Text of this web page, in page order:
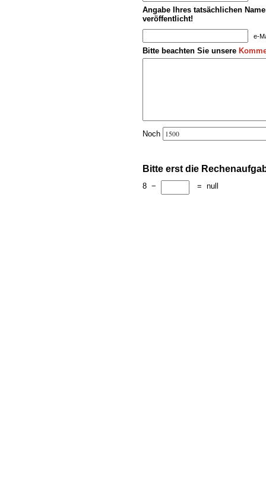
Angabe Ihres tatsächlichen
veröffentlicht!
e-
Bitte beachten Sie unsere
Noch
Bitte erst die
8 − = null